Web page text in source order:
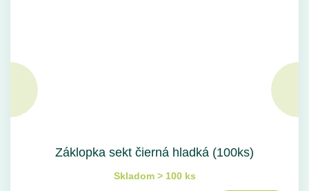
Záklopka sekt čierná hladká (100ks)
Skladom > 100 ks